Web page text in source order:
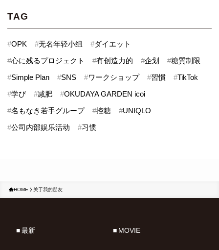
TAG
#OPK #无名年轻小组 #ダイエット
#心に残るプロジェクト #有创造力的 #企划 #糖質制限
#Simple Plan #SNS #ワークショップ #習慣 #TikTok
#学び #减肥 #OKUDAYA GARDEN icoi
#名もなき若手グループ #控糖 #UNIQLO
#公司内部娱乐活动 #习惯
HOME 关于我的朋友
最新 MOVIE